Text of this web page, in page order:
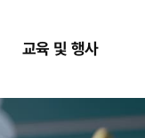
교육 및 행사